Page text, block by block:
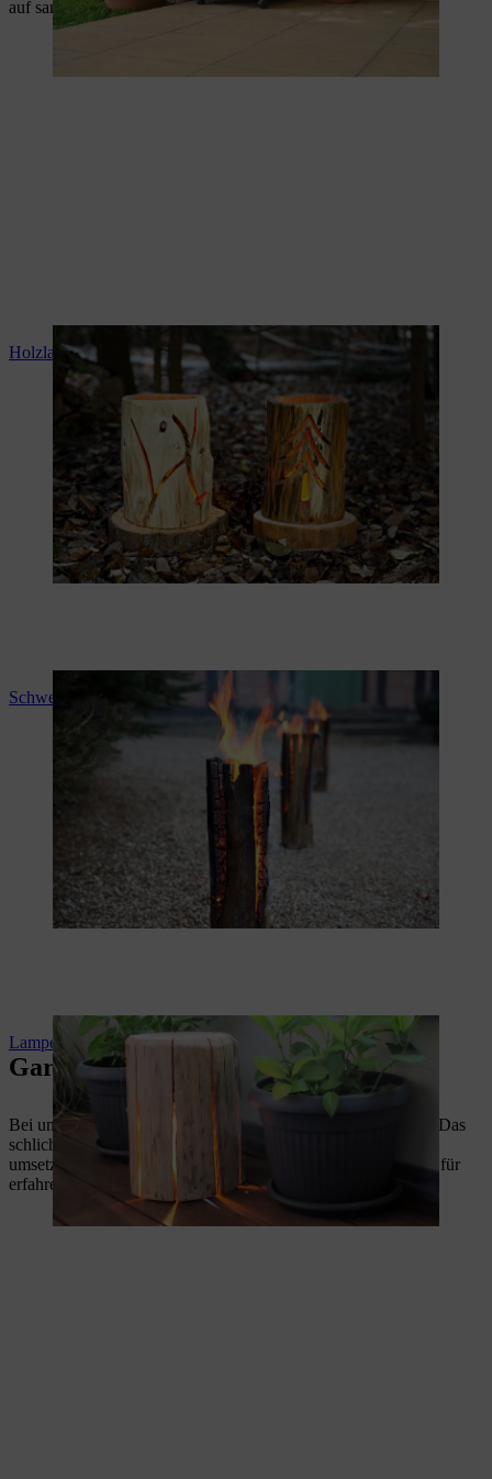
auf sanfte Art.
Holzlaterne bauen
Schwedenfeuer machen
Lampe aus Holz bauen
Gartenfiguren aus Holz
Bei unseren Gartenfiguren aus Holz ist für jeden etwas dabei: Das
schlichte Herz und der Kürbis sind auch für Schnitz-Anfänger
umsetzbar, während die Eule ein eher anspruchsvolles Projekt für
erfahrene Carving-Fans ist.